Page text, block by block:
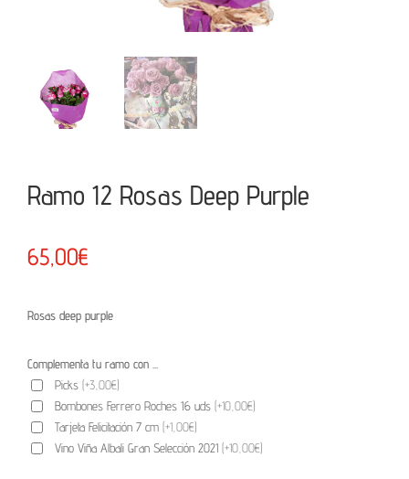
Ramo 12 Rosas Deep Purple
65,00€
Rosas deep purple
Complementa tu ramo con ...
Picks (+3,00€)
Bombones Ferrero Roches 16 uds (+10,00€)
Tarjeta Felicitación 7 cm (+1,00€)
Vino Viña Albali Gran Selección 2021 (+10,00€)